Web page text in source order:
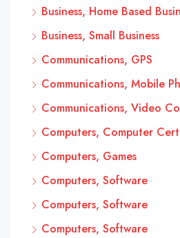
Business, Home Based
Business, Small Business
Communications, GPS
Communications, Mobile
Communications, Video
Computers, Computer
Computers, Games
Computers, Software
Computers, Software
Computers, Software